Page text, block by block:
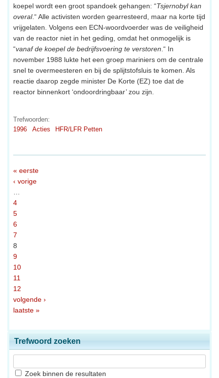
koepel wordt een groot spandoek gehangen: “Tsjernobyl kan
overal.“ Alle activisten worden gearresteerd, maar na korte tijd
vrijgelaten. Volgens een ECN-woordvoerder was de veiligheid
van de reactor niet in het geding, omdat het onmogelijk is
“vanaf de koepel de bedrijfsvoering te verstoren.“ In
november 1988 lukte het een groep mariniers om de centrale
snel te overmeesteren en bij de splijtstofsluis te komen. Als
reactie daarop zegde minister De Korte (EZ) toe dat de
reactor binnenkort ‘ondoordringbaar’ zou zijn.
Trefwoorden:
1996
Acties HFR/LFR Petten
« eerste
‹ vorige
4
5
6
7
8
9
10
11
12
volgende ›
laatste »
Trefwoord zoeken
Zoek binnen de resultaten